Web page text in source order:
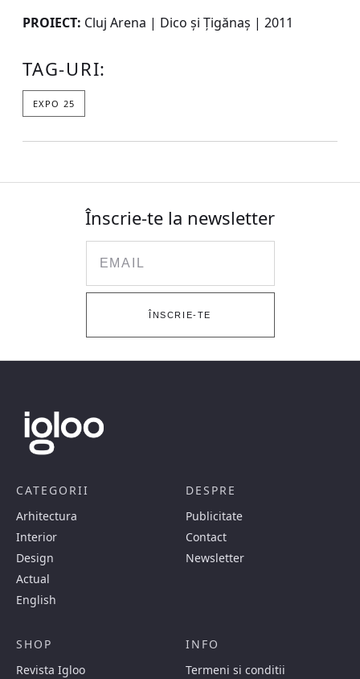
PROIECT: Cluj Arena | Dico și Țigănaș | 2011
TAG-URI:
EXPO 25
Înscrie-te la newsletter
ÎNSCRIE-TE
CATEGORII
Arhitectura
Interior
Design
Actual
English
DESPRE
Publicitate
Contact
Newsletter
SHOP
Revista Igloo
INFO
Termeni si conditii